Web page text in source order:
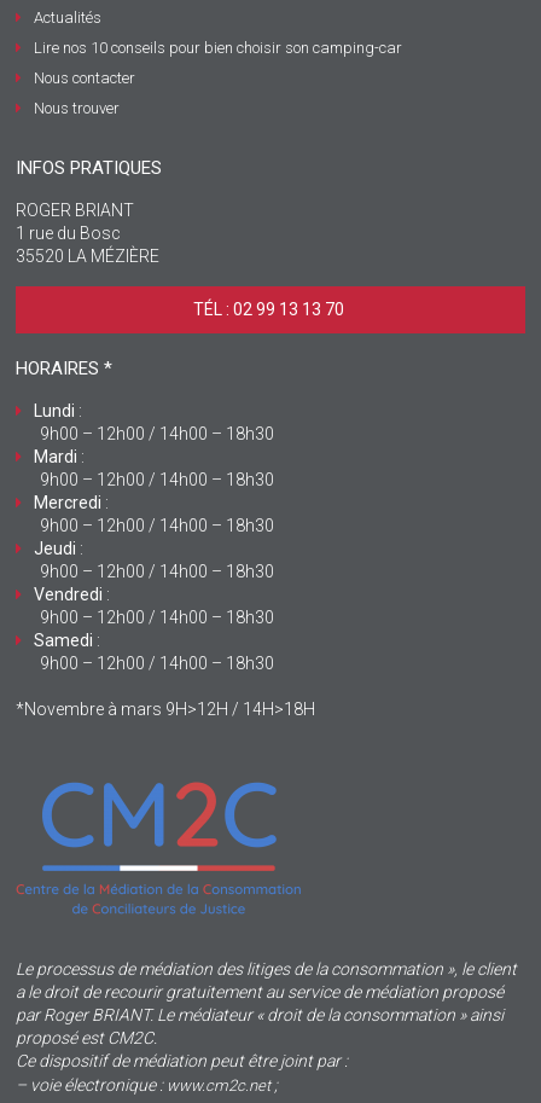
Actualités
Lire nos 10 conseils pour bien choisir son camping-car
Nous contacter
Nous trouver
INFOS PRATIQUES
ROGER BRIANT
1 rue du Bosc
35520 LA MÉZIÈRE
TÉL : 02 99 13 13 70 ‎
HORAIRES *
Lundi :
9h00 – 12h00 / 14h00 – 18h30
Mardi :
9h00 – 12h00 / 14h00 – 18h30
Mercredi :
9h00 – 12h00 / 14h00 – 18h30
Jeudi :
9h00 – 12h00 / 14h00 – 18h30
Vendredi :
9h00 – 12h00 / 14h00 – 18h30
Samedi :
9h00 – 12h00 / 14h00 – 18h30
*Novembre à mars 9H>12H / 14H>18H
Le processus de médiation des litiges de la consommation », le client
a le droit de recourir gratuitement au service de médiation proposé
par Roger BRIANT. Le médiateur « droit de la consommation » ainsi
proposé est CM2C.
Ce dispositif de médiation peut être joint par :
– voie électronique : www.cm2c.net;